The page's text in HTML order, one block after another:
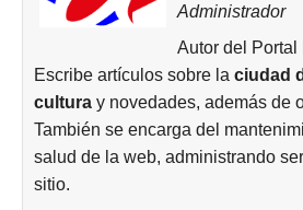
Administrador
Autor del Portal
Escribe artículos sobre la ciudad
cultura y novedades, además de
También se encarga del
salud de la web, administrando
sitio.